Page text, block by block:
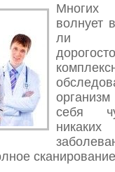
Многих
волнует
ли
себя